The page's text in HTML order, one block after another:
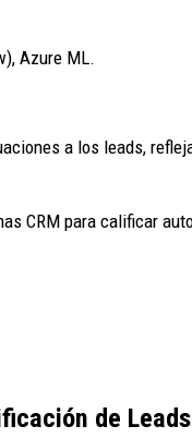
Azure ML.
a los leads,
CRM para calificar
de Leads